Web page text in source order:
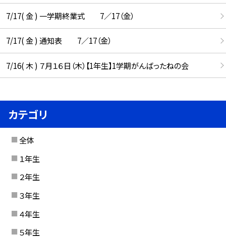
7/17( 金 ) 一学期終業式 7／17（金）
7/17( 金 ) 通知表 7／17（金）
7/16( 木 ) ７月１６日（木）【1年生】1学期がんばったねの会
カテゴリ
全体
１年生
２年生
３年生
４年生
５年生